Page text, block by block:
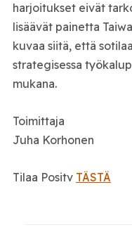
harjoitukset eivät
lisäävät painetta
kuvaa siitä, että
strategisessa
mukana.
Toimittaja
Juha Korhonen
Tilaa Positv TÄSTÄ